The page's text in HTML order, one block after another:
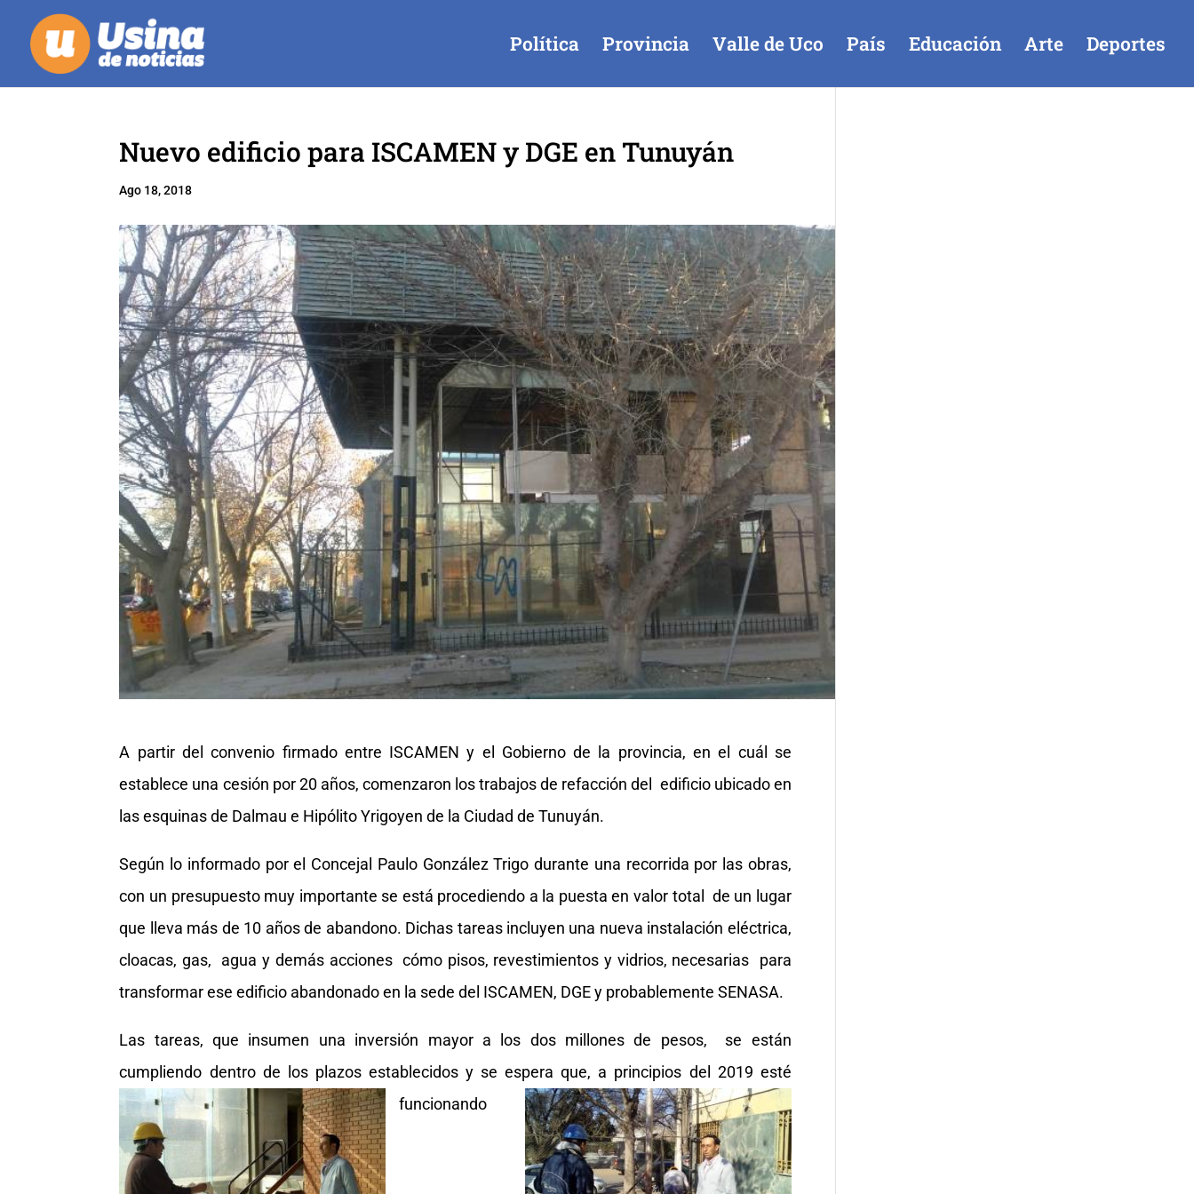
Política Provincia Valle de Uco País Educación Arte Deportes
Nuevo edificio para ISCAMEN y DGE en Tunuyán
Ago 18, 2018
A partir del convenio firmado entre ISCAMEN y el Gobierno de la provincia, en el cuál se
establece una cesión por 20 años, comenzaron los trabajos de refacción del edificio ubicado en
las esquinas de Dalmau e Hipólito Yrigoyen de la Ciudad de Tunuyán.
Según lo informado por el Concejal Paulo González Trigo durante una recorrida por las obras,
con un presupuesto muy importante se está procediendo a la puesta en valor total de un lugar
que lleva más de 10 años de abandono. Dichas tareas incluyen una nueva instalación eléctrica,
cloacas, gas, agua y demás acciones cómo pisos, revestimientos y vidrios, necesarias para
transformar ese edificio abandonado en la sede del ISCAMEN, DGE y probablemente SENASA.
Las tareas, que insumen una inversión mayor a los dos millones de pesos, se están
cumpliendo dentro de los plazos establecidos y se espera que, a principios del 2019 esté
funcionando